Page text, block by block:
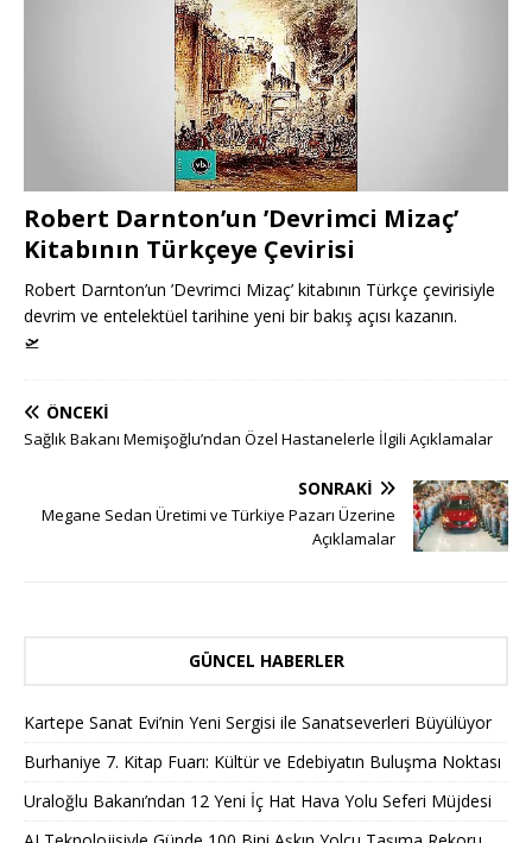
Robert Darnton’un ’Devrimci Mizaç’
Kitabının Türkçeye Çevirisi
Robert Darnton’un ’Devrimci Mizaç’ kitabının Türkçe çevirisiyle
devrim ve entelektüel tarihine yeni bir bakış açısı kazanın.
🛫
ÖNCEKI
Sağlık Bakanı Memişoğlu’ndan Özel Hastanelerle İlgili Açıklamalar
SONRAKI
Megane Sedan Üretimi ve Türkiye Pazarı Üzerine
Açıklamalar
GÜNCEL HABERLER
Kartepe Sanat Evi’nin Yeni Sergisi ile Sanatseverleri Büyülüyor
Burhaniye 7. Kitap Fuarı: Kültür ve Edebiyatın Buluşma Noktası
Uraloğlu Bakanı’ndan 12 Yeni İç Hat Hava Yolu Seferi Müjdesi